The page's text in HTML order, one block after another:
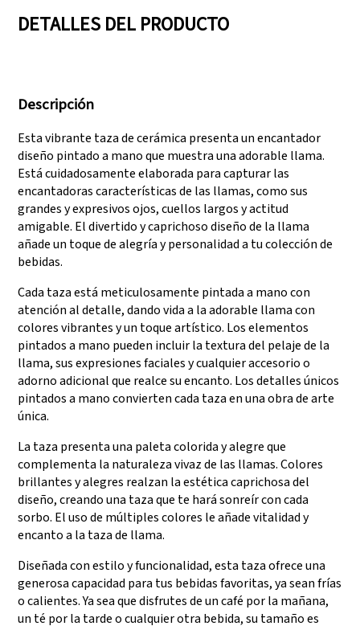
que pueden satisfacer
producción.
TARGET
DETALLES DEL PRODUCTO
Descripción
Esta vibrante taza de cerámica presenta un encantador
diseño pintado a mano que muestra una adorable llama.
Está cuidadosamente elaborada para capturar las
encantadoras características de las llamas, como sus
grandes y expresivos ojos, cuellos largos y actitud
amigable. El divertido y caprichoso diseño de la llama
añade un toque de alegría y personalidad a tu colección de
bebidas.
Cada taza está meticulosamente pintada a mano con
atención al detalle, dando vida a la adorable llama con
colores vibrantes y un toque artístico. Los elementos
pintados a mano pueden incluir la textura del pelaje de la
llama, sus expresiones faciales y cualquier accesorio o
adorno adicional que realce su encanto. Los detalles únicos
pintados a mano convierten cada taza en una obra de arte
única.
La taza presenta una paleta colorida y alegre que
complementa la naturaleza vivaz de las llamas. Colores
brillantes y alegres realzan la estética caprichosa del
diseño, creando una taza que te hará sonreír con cada
sorbo. El uso de múltiples colores le añade vitalidad y
encanto a la taza de llama.
Diseñada con estilo y funcionalidad, esta taza ofrece una
generosa capacidad para tus bebidas favoritas, ya sean frías
o calientes. Ya sea que disfrutes de un café por la mañana,
un té por la tarde o cualquier otra bebida, su tamaño es